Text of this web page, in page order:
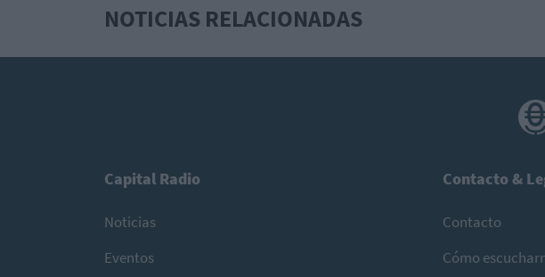
NOTICIAS RELACIONADAS
Capital Radio
Noticias
Eventos
Contacto &
Contacto
Cómo